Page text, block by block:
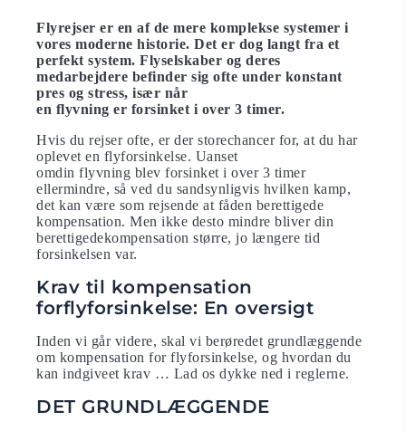
Flyrejser er en af ​​de mere komplekse systemer i
vores moderne historie. Det er dog langt fra et
perfekt system. Flyselskaber og deres
medarbejdere befinder sig ofte under konstant
pres og stress, især når
en flyvning er forsinket i over 3 timer.
Hvis du rejser ofte, er der storechancer for, at du har
oplevet en flyforsinkelse. Uanset
omdin flyvning blev forsinket i over 3 timer
ellermindre, så ved du sandsynligvis hvilken kamp,
det kan være som rejsende at fåden berettigede
kompensation. Men ikke desto mindre bliver din
berettigedekompensation større, jo længere tid
forsinkelsen var.
Krav til kompensation
forflyforsinkelse: En oversigt
Inden vi går videre, skal vi berøredet grundlæggende
om kompensation for flyforsinkelse, og hvordan du
kan indgiveet krav … Lad os dykke ned i reglerne.
DET GRUNDLÆGGENDE